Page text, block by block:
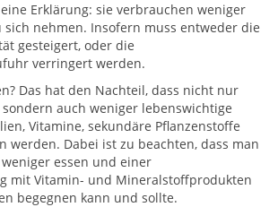
Erklärung: sie verbrauchen weniger
sich nehmen. Insofern muss entweder die
gesteigert, oder die
verringert werden.
Das hat den Nachteil, dass nicht nur
auch weniger lebenswichtige
Vitamine, sekundäre Pflanzenstoffe
werden. Dabei ist zu beachten, dass man
essen und einer
mit Vitamin- und Mineralstoffprodukten
begegnen kann und sollte.